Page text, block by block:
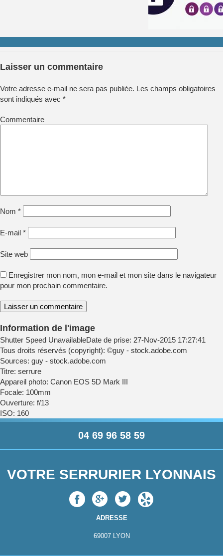
Laisser un commentaire
Votre adresse e-mail ne sera pas publiée. Les champs obligatoires
sont indiqués avec *
Commentaire
Nom *
E-mail *
Site web
Enregistrer mon nom, mon e-mail et mon site dans le navigateur
pour mon prochain commentaire.
Information de l'image
Shutter Speed UnavailableDate de prise: 27-Nov-2015 17:27:41
Tous droits réservés (copyright): ©guy - stock.adobe.com
Sources: guy - stock.adobe.com
Titre: serrure
Appareil photo: Canon EOS 5D Mark III
Focale: 100mm
Ouverture: f/13
ISO: 160
04 69 96 58 59
VOTRE SERRURIER LYONNAIS
ADRESSE
69007 LYON